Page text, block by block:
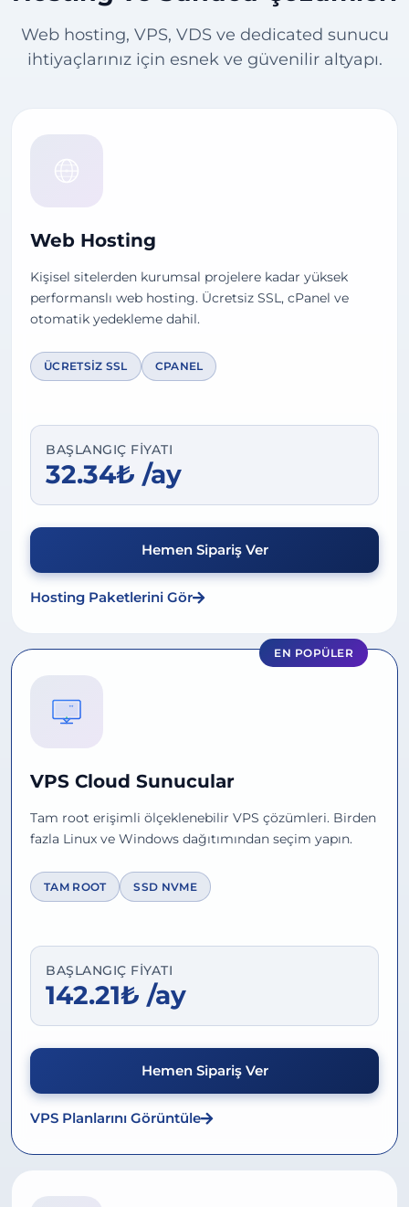
Web hosting, VPS, VDS ve dedicated sunucu
ihtiyaçlarınız için esnek ve güvenilir altyapı.
Web Hosting
Kişisel sitelerden kurumsal projelere kadar yüksek
performanslı web hosting. Ücretsiz SSL, cPanel ve
otomatik yedekleme dahil.
ÜCRETSIZ SSL CPANEL
BAŞLANGIÇ FIYATI
32.34₺ /ay
Hemen Sipariş Ver
Hosting Paketlerini Gör
EN POPÜLER
VPS Cloud Sunucular
Tam root erişimli ölçeklenebilir VPS çözümleri. Birden
fazla Linux ve Windows dağıtımından seçim yapın.
TAM ROOT SSD NVME
BAŞLANGIÇ FIYATI
142.21₺ /ay
Hemen Sipariş Ver
VPS Planlarını Görüntüle